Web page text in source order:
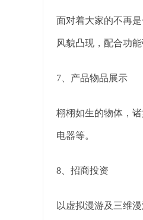
面对着大家的不再
风貌凸现，配合功
7、产品物品展示
栩栩如生的物体，
电器等。
8、招商投资
以虚拟漫游及三维